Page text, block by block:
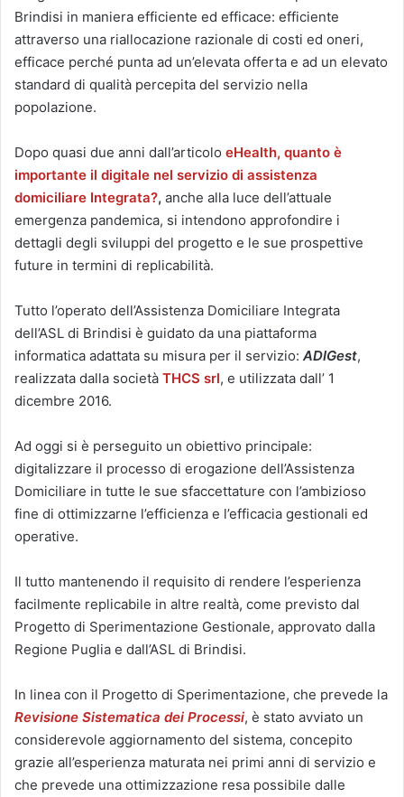
Brindisi in maniera efficiente ed efficace: efficiente
attraverso una riallocazione razionale di costi ed oneri,
efficace perché punta ad un’elevata offerta e ad un elevato
standard di qualità percepita del servizio nella
popolazione.
Dopo quasi due anni dall’articolo eHealth, quanto è
importante il digitale nel servizio di assistenza
domiciliare Integrata?, anche alla luce dell’attuale
emergenza pandemica, si intendono approfondire i
dettagli degli sviluppi del progetto e le sue prospettive
future in termini di replicabilità.
Tutto l’operato dell’Assistenza Domiciliare Integrata
dell’ASL di Brindisi è guidato da una piattaforma
informatica adattata su misura per il servizio: ADIGest,
realizzata dalla società THCS srl, e utilizzata dall’ 1
dicembre 2016.
Ad oggi si è perseguito un obiettivo principale:
digitalizzare il processo di erogazione dell’Assistenza
Domiciliare in tutte le sue sfaccettature con l’ambizioso
fine di ottimizzarne l’efficienza e l’efficacia gestionali ed
operative.
Il tutto mantenendo il requisito di rendere l’esperienza
facilmente replicabile in altre realtà, come previsto dal
Progetto di Sperimentazione Gestionale, approvato dalla
Regione Puglia e dall’ASL di Brindisi.
In linea con il Progetto di Sperimentazione, che prevede la
Revisione Sistematica dei Processi, è stato avviato un
considerevole aggiornamento del sistema, concepito
grazie all’esperienza maturata nei primi anni di servizio e
che prevede una ottimizzazione resa possibile dalle